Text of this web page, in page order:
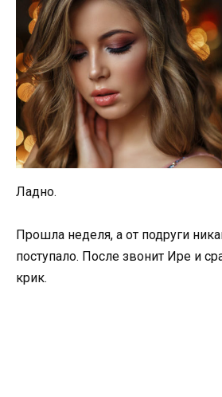
Ладно.
Прошла неделя, а от подруги
поступало. После звонит Ире и
крик.